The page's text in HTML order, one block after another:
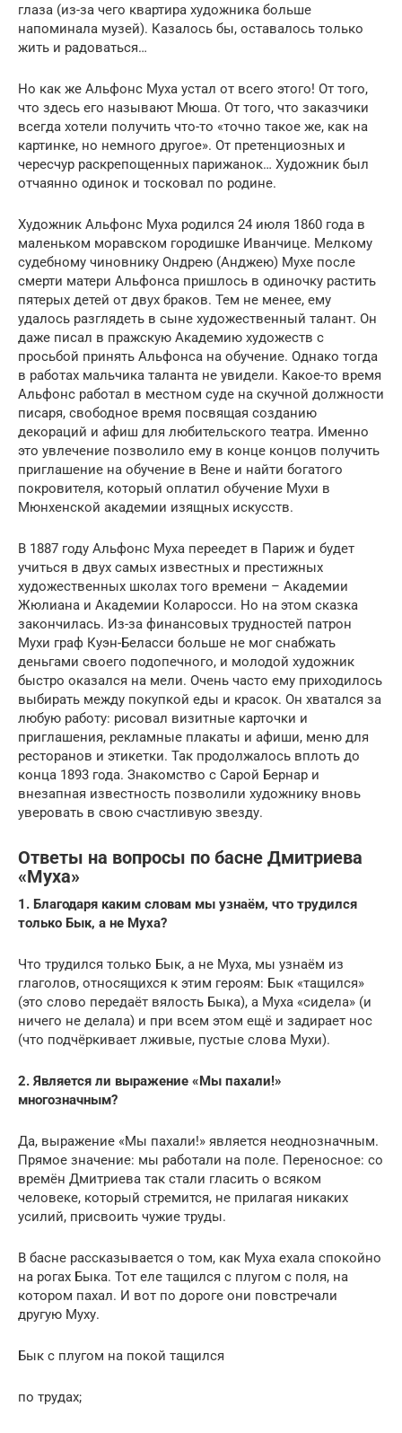
глаза (из-за чего квартира художника больше
напоминала музей). Казалось бы, оставалось только
жить и радоваться…
Но как же Альфонс Муха устал от всего этого! От того,
что здесь его называют Мюша. От того, что заказчики
всегда хотели получить что-то «точно такое же, как на
картинке, но немного другое». От претенциозных и
чересчур раскрепощенных парижанок… Художник был
отчаянно одинок и тосковал по родине.
Художник Альфонс Муха родился 24 июля 1860 года в
маленьком моравском городишке Иванчице. Мелкому
судебному чиновнику Ондрею (Анджею) Мухе после
смерти матери Альфонса пришлось в одиночку растить
пятерых детей от двух браков. Тем не менее, ему
удалось разглядеть в сыне художественный талант. Он
даже писал в пражскую Академию художеств с
просьбой принять Альфонса на обучение. Однако тогда
в работах мальчика таланта не увидели. Какое-то время
Альфонс работал в местном суде на скучной должности
писаря, свободное время посвящая созданию
декораций и афиш для любительского театра. Именно
это увлечение позволило ему в конце концов получить
приглашение на обучение в Вене и найти богатого
покровителя, который оплатил обучение Мухи в
Мюнхенской академии изящных искусств.
В 1887 году Альфонс Муха переедет в Париж и будет
учиться в двух самых известных и престижных
художественных школах того времени – Академии
Жюлиана и Академии Коларосси. Но на этом сказка
закончилась. Из-за финансовых трудностей патрон
Мухи граф Куэн-Беласси больше не мог снабжать
деньгами своего подопечного, и молодой художник
быстро оказался на мели. Очень часто ему приходилось
выбирать между покупкой еды и красок. Он хватался за
любую работу: рисовал визитные карточки и
приглашения, рекламные плакаты и афиши, меню для
ресторанов и этикетки. Так продолжалось вплоть до
конца 1893 года. Знакомство с Сарой Бернар и
внезапная известность позволили художнику вновь
уверовать в свою счастливую звезду.
Ответы на вопросы по басне Дмитриева
«Муха»
1. Благодаря каким словам мы узнаём, что трудился
только Бык, а не Муха?
Что трудился только Бык, а не Муха, мы узнаём из
глаголов, относящихся к этим героям: Бык «тащился»
(это слово передаёт вялость Быка), а Муха «сидела» (и
ничего не делала) и при всем этом ещё и задирает нос
(что подчёркивает лживые, пустые слова Мухи).
2. Является ли выражение «Мы пахали!»
многозначным?
Да, выражение «Мы пахали!» является неоднозначным.
Прямое значение: мы работали на поле. Переносное: со
времён Дмитриева так стали гласить о всяком
человеке, который стремится, не прилагая никаких
усилий, присвоить чужие труды.
В басне рассказывается о том, как Муха ехала спокойно
на рогах Быка. Тот еле тащился с плу­гом с поля, на
котором пахал. И вот по дороге они повстречали
другую Муху.
Бык с плугом на покой тащился
по трудах;